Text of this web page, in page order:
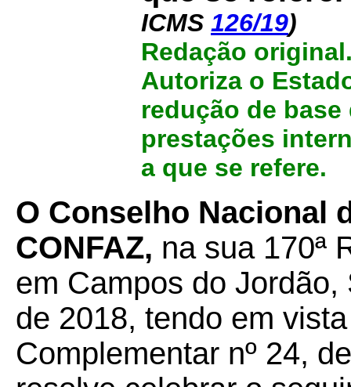
ICMS 126/19)
Redação
Autoriza o
redução de
prestações
a que se refere.
O Conselho Nacional
CONFAZ, na sua 170ª
em Campos do
de 2018, tendo em
Complementar nº 24,